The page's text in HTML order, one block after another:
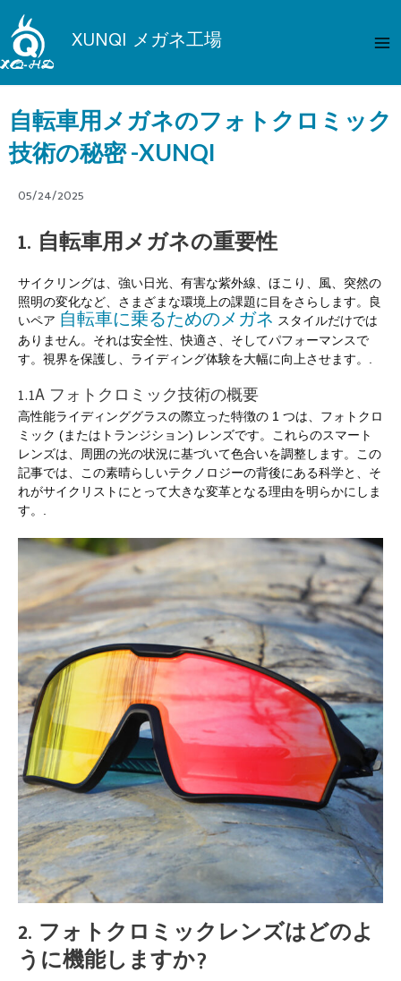
容
を
ス
ッ
プ
XUNQI メガネ工場
イ
ン
メ
自転車用メガネのフォトクロミック
技術の秘密 -XUNQI
05/24/2025
1. 自転車用メガネの重要性
サイクリングは、強い日光、有害な紫外線、ほこり、風、突然の
照明の変化など、さまざまな環境上の課題に目をさらします。良
いペア 自転車に乗るためのメガネ スタイルだけでは
ありません。それは安全性、快適さ、そしてパフォーマンスで
す。視界を保護し、ライディング体験を大幅に向上させます。.
1.1A フォトクロミック技術の概要
高性能ライディンググラスの際立った特徴の 1 つは、フォトクロ
ミック (またはトランジション) レンズです。これらのスマート
レンズは、周囲の光の状況に基づいて色合いを調整します。この
記事では、この素晴らしいテクノロジーの背後にある科学と、そ
れがサイクリストにとって大きな変革となる理由を明らかにしま
す。.
2. フォトクロミックレンズはどのよ
うに機能しますか?